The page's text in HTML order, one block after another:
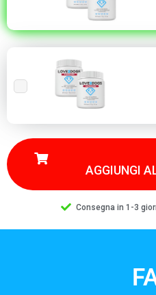
AGGIUNGI
Consegna in 1-3